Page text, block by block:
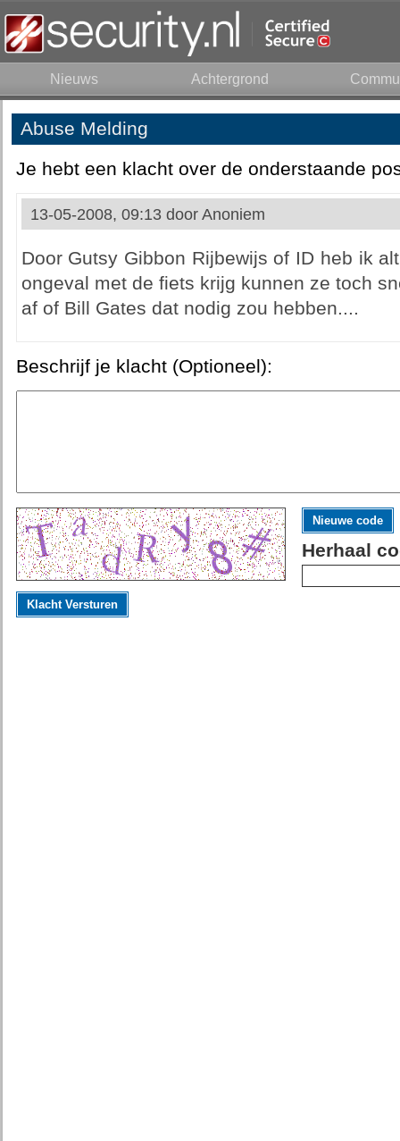
Nieuws Achtergrond
Abuse Melding
Je hebt een klacht over de onderstaande
13-05-2008, 09:13 door Anoniem
Door Gutsy Gibbon Rijbewijs of ID heb ik
ongeval met de fiets krijg kunnen ze toch
af of Bill Gates dat nodig zou hebben....
Beschrijf je klacht (Optioneel):
Nieuwe code
Herhaal
Klacht Versturen